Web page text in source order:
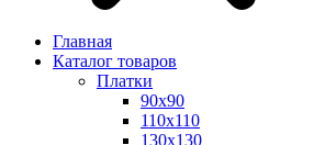
Главная
Каталог товаров
Платки
90x90
110x110
130x130